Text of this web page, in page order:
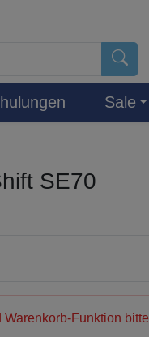
Sale
SE70
Funktion bitte